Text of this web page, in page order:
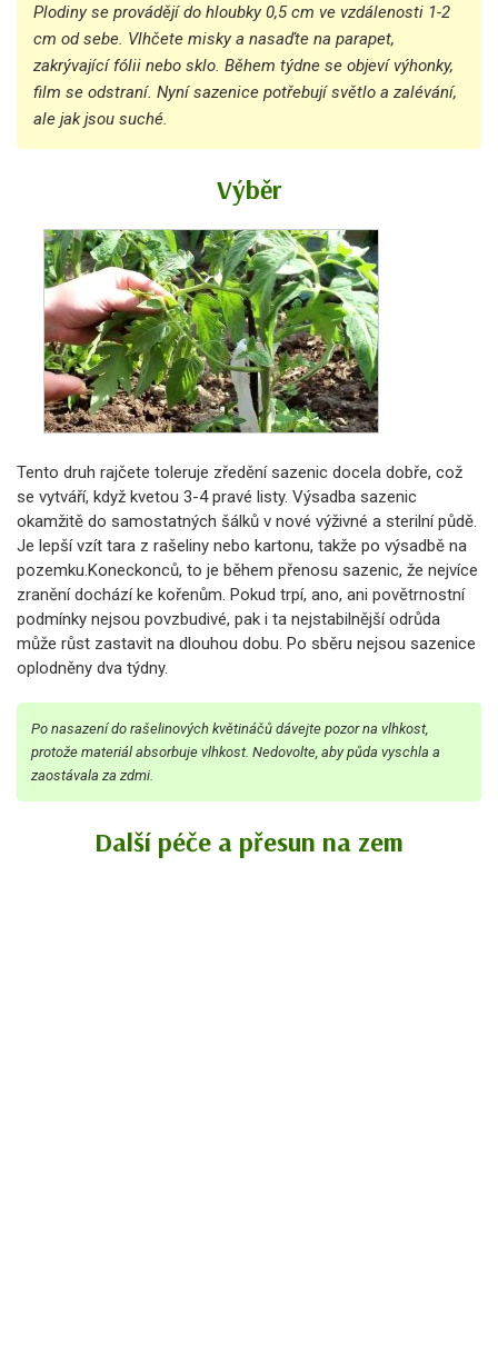
Plodiny se provádějí do hloubky 0,5 cm ve vzdálenosti 1-2
cm od sebe. Vlhčete misky a nasaďte na parapet,
zakrývající fólii nebo sklo. Během týdne se objeví výhonky,
film se odstraní. Nyní sazenice potřebují světlo a zalévání,
ale jak jsou suché.
Výběr
Tento druh rajčete toleruje zředění sazenic docela dobře, což
se vytváří, když kvetou 3-4 pravé listy. Výsadba sazenic
okamžitě do samostatných šálků v nové výživné a sterilní půdě.
Je lepší vzít tara z rašeliny nebo kartonu, takže po výsadbě na
pozemku.Koneckonců, to je během přenosu sazenic, že ​​nejvíce
zranění dochází ke kořenům. Pokud trpí, ano, ani povětrnostní
podmínky nejsou povzbudivé, pak i ta nejstabilnější odrůda
může růst zastavit na dlouhou dobu. Po sběru nejsou sazenice
oplodněny dva týdny.
Po nasazení do rašelinových květináčů dávejte pozor na vlhkost,
protože materiál absorbuje vlhkost. Nedovolte, aby půda vyschla a
zaostávala za zdmi.
Další péče a přesun na zem